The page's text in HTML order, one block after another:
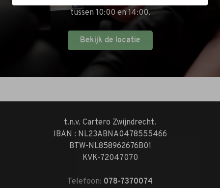
tussen 10:00 en 14:00.
Bekijk de locatie
t.n.v. Cartero Zwijndrecht.
IBAN : NL23ABNA0478555466
BTW-NL858962676B01
KVK-72047070
Telefoon: 078-7370074